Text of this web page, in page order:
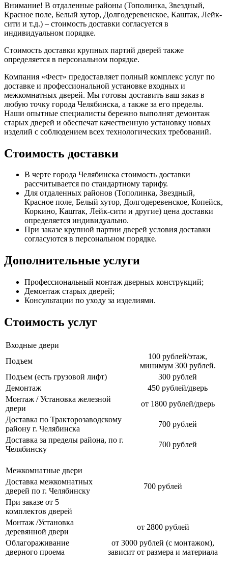
Внимание! В отдаленные районы (Тополинка, Звездный,
Красное поле, Белый хутор, Долгодеревенское, Каштак, Лейк-
сити и т.д.) – стоимость доставки согласуется в
индивидуальном порядке.
Стоимость доставки крупных партий дверей также
определяется в персональном порядке.
Компания «Фест» предоставляет полный комплекс услуг по
доставке и профессиональной установке входных и
межкомнатных дверей. Мы готовы доставить ваш заказ в
любую точку города Челябинска, а также за его пределы.
Наши опытные специалисты бережно выполнят демонтаж
старых дверей и обеспечат качественную установку новых
изделий с соблюдением всех технологических требований.
Стоимость доставки
В черте города Челябинска стоимость доставки
рассчитывается по стандартному тарифу.
Для отдаленных районов (Тополинка, Звездный,
Красное поле, Белый хутор, Долгодеревенское, Копейск,
Коркино, Каштак, Лейк-сити и другие) цена доставки
определяется индивидуально.
При заказе крупной партии дверей условия доставки
согласуются в персональном порядке.
Дополнительные услуги
Профессиональный монтаж дверных конструкций;
Демонтаж старых дверей;
Консультации по уходу за изделиями.
Стоимость услуг
Входные двери
Подъем
100 рублей/этаж,
минимум 300 рублей.
Подъем (есть грузовой лифт)
300 рублей
Демонтаж
450 рублей/дверь
Монтаж / Установка железной
двери
от 1800 рублей/дверь
Доставка по Тракторозаводскому
району г. Челябинска
700 рублей
Доставка за пределы района, по г.
Челябинску
700 рублей
Межкомнатные двери
Доставка межкомнатных
дверей по г. Челябинску
700 рублей
При заказе от 5
комплектов дверей
Монтаж /Установка
деревянной двери
от 2800 рублей
Облагораживание
дверного проема
от 3000 рублей (с монтажом),
зависит от размера и материала